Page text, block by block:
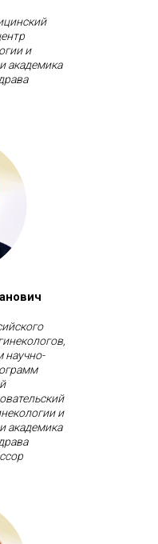
и
академика
научно-
и
академика